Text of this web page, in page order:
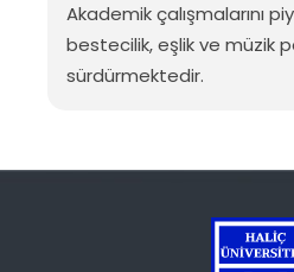
Akademikçalışmalarını
bestecilik,eşlikve müzik
sürdürmektedir.